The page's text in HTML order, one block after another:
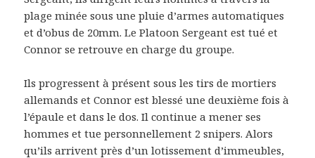
plage minée sous une pluie d’armes automatiques
et d’obus de 20mm. Le Platoon Sergeant est tué et
Connor se retrouve en charge du groupe.
Ils progressent à présent sous les tirs de mortiers
allemands et Connor est blessé une deuxième fois à
l’épaule et dans le dos. Il continue a mener ses
hommes et tue personnellement 2 snipers. Alors
qu’ils arrivent près d’un lotissement d’immeubles,